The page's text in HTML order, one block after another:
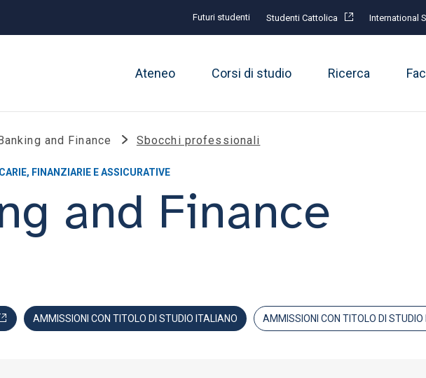
Futuri studenti Studenti Cattolica International
Ateneo Corsi di studio Ricerca
and Finance Sbocchi professionali
FINANZIARIE E ASSICURATIVE
and Finance
AMMISSIONI CON TITOLO DI STUDIO ITALIANO AMMISSIONI CON TITOLO DI STUDIO